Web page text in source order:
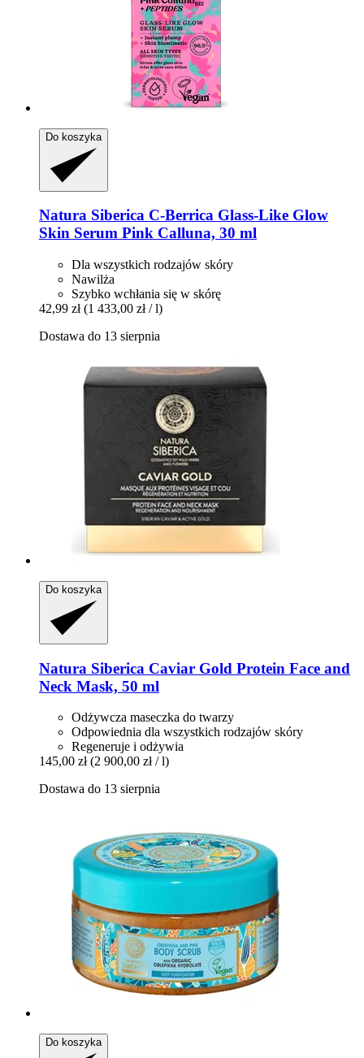
Do koszyka
Natura Siberica C-​Berrica Glass-​Like Glow
Skin Serum Pink Calluna, 30 ml
Dla wszystkich rodzajów skóry
Nawilża
Szybko wchłania się w skórę
42,99 zł (1 433,00 zł / l)
Dostawa do 13 sierpnia
Do koszyka
Natura Siberica Caviar Gold Protein Face and
Neck Mask, 50 ml
Odżywcza maseczka do twarzy
Odpowiednia dla wszystkich rodzajów skóry
Regeneruje i odżywia
145,00 zł (2 900,00 zł / l)
Dostawa do 13 sierpnia
Do koszyka